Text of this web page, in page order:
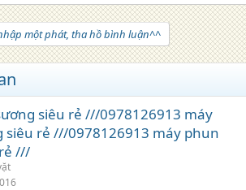
một phát, tha hồ bình luận^^
siêu rẻ ///0978126913 máy
siêu rẻ ///0978126913 máy phun
///